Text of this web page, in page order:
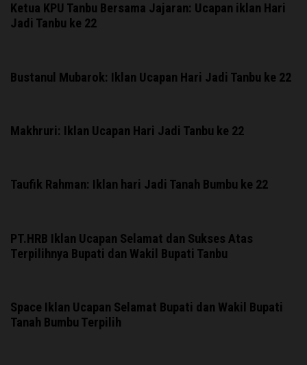
Ketua KPU Tanbu Bersama Jajaran: Ucapan iklan Hari
Jadi Tanbu ke 22
Bustanul Mubarok: Iklan Ucapan Hari Jadi Tanbu ke 22
Makhruri: Iklan Ucapan Hari Jadi Tanbu ke 22
Taufik Rahman: Iklan hari Jadi Tanah Bumbu ke 22
PT.HRB Iklan Ucapan Selamat dan Sukses Atas
Terpilihnya Bupati dan Wakil Bupati Tanbu
Space Iklan Ucapan Selamat Bupati dan Wakil Bupati
Tanah Bumbu Terpilih